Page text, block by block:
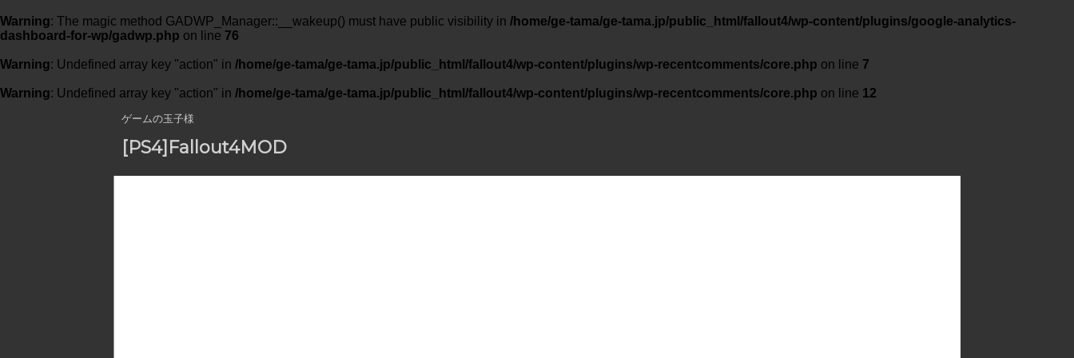
Warning: The magic method GADWP_Manager::__wakeup() must have public visibility in /home/ge-tama/ge-tama.jp/public_html/fallout4/wp-content/plugins/google-analytics-
dashboard-for-wp/gadwp.php on line 76
Warning: Undefined array key "action" in /home/ge-tama/ge-tama.jp/public_html/fallout4/wp-content/plugins/wp-recentcomments/core.php on line 7
Warning: Undefined array key "action" in /home/ge-tama/ge-tama.jp/public_html/fallout4/wp-content/plugins/wp-recentcomments/core.php on line 12
ゲームの玉子様
[PS4]Fallout4MOD